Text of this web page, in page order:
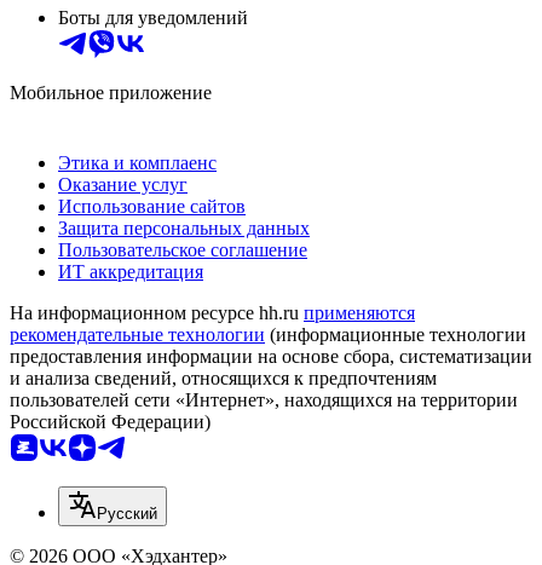
Боты для уведомлений
Мобильное приложение
Этика и комплаенс
Оказание услуг
Использование сайтов
Защита персональных данных
Пользовательское соглашение
ИТ аккредитация
На информационном ресурсе hh.ru применяются
рекомендательные технологии (информационные технологии
предоставления информации на основе сбора, систематизации
и анализа сведений, относящихся к предпочтениям
пользователей сети «Интернет», находящихся на территории
Российской Федерации)
Русский
© 2026 ООО «Хэдхантер»